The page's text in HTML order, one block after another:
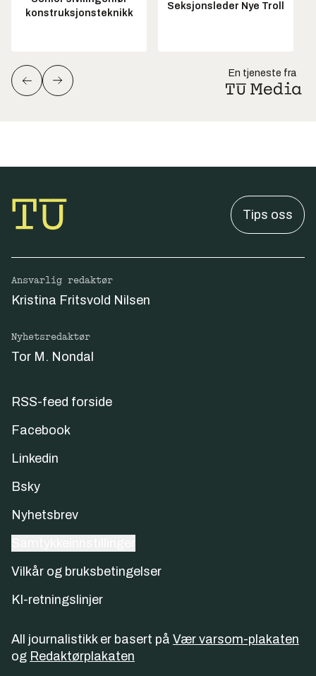
konstruksjonsteknikk
Seksjonsleder Nye Troll
En tjeneste fra
Tips oss
Ansvarlig redaktør
Kristina Fritsvold Nilsen
Nyhetsredaktør
Tor M. Nondal
RSS-feed forside
Facebook
Linkedin
Bsky
Nyhetsbrev
Vilkår og bruksbetingelser
KI-retningslinjer
All journalistikk er basert på Vær varsom-plakaten
og Redaktørplakaten